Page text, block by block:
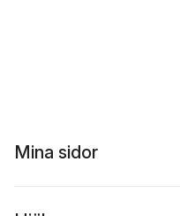
Mina sidor